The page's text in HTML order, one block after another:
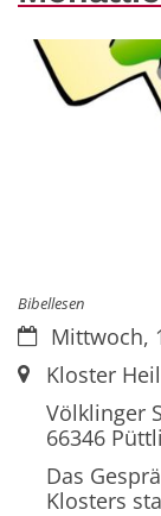
Bibellesen
Datum:Mittwoch,
Ort:Kloster
Völklinger
66346
Das
Klosters